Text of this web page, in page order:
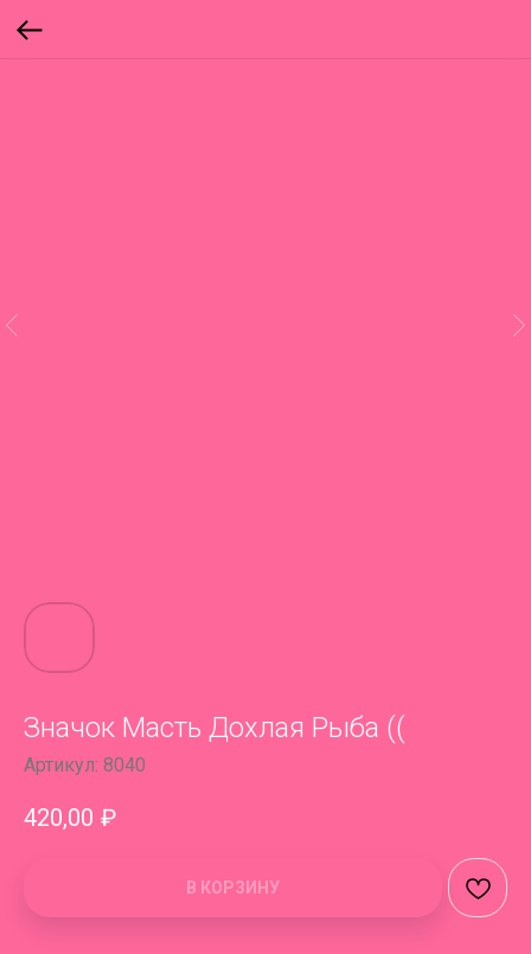
Значок Масть Дохлая Рыба ((
Артикул: 8040
420,00 ₽
В КОРЗИНУ